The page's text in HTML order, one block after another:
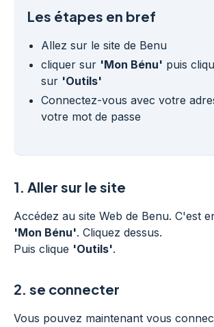
Les étapes en bref
Allez sur le site de Benu
cliquer sur 'Mon Bénu' puis
sur 'Outils'
Connectez-vous avec votre
votre mot de passe
1. Aller sur le site
Accédez au site Web de Benu. C'est
'Mon Bénu'. Cliquez dessus.
Puis clique 'Outils'.
2. se connecter
Vous pouvez maintenant vous